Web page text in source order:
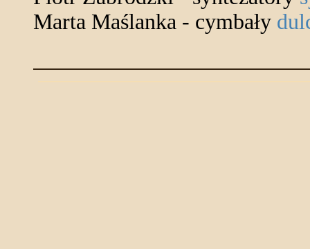
Marta Maślanka - cymbały